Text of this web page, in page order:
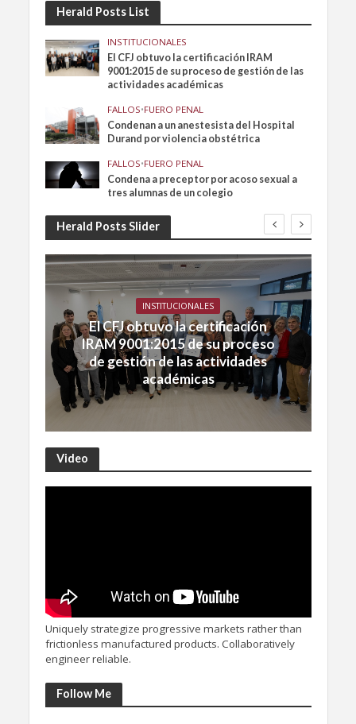
Herald Posts List
INSTITUCIONALES
El CFJ obtuvo la certificación IRAM
9001:2015 de su proceso de gestión de las
actividades académicas
FALLOS•FUERO PENAL
Condenan a un anestesista del Hospital
Durand por violencia obstétrica
FALLOS•FUERO PENAL
Condena a preceptor por acoso sexual a
tres alumnas de un colegio
Herald Posts Slider
INSTITUCIONALES
El CFJ obtuvo la certificación
IRAM 9001:2015 de su proceso
de gestión de las actividades
académicas
Video
Uniquely strategize progressive markets rather than
frictionless manufactured products. Collaboratively
engineer reliable.
Follow Me